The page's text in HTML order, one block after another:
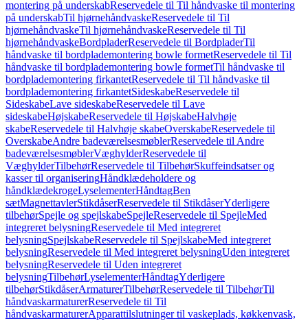
montering på underskabReservedele til Til håndvaske til montering
på underskabTil hjørnehåndvaskeReservedele til Til
hjørnehåndvaskeTil hjørnehåndvaskeReservedele til Til
hjørnehåndvaskeBordpladerReservedele til BordpladerTil
håndvaske til bordplademontering bowle formetReservedele til Til
håndvaske til bordplademontering bowle formetTil håndvaske til
bordplademontering firkantetReservedele til Til håndvaske til
bordplademontering firkantetSideskabeReservedele til
SideskabeLave sideskabeReservedele til Lave
sideskabeHøjskabeReservedele til HøjskabeHalvhøje
skabeReservedele til Halvhøje skabeOverskabeReservedele til
OverskabeAndre badeværelsesmøblerReservedele til Andre
badeværelsesmøblerVæghylderReservedele til
VæghylderTilbehørReservedele til TilbehørSkuffeindsatser og
kasser til organiseringHåndklædeholdere og
håndklædekrogeLyselementerHåndtagBen
sætMagnettavlerStikdåserReservedele til StikdåserYderligere
tilbehørSpejle og spejlskabeSpejleReservedele til SpejleMed
integreret belysningReservedele til Med integreret
belysningSpejlskabeReservedele til SpejlskabeMed integreret
belysningReservedele til Med integreret belysningUden integreret
belysningReservedele til Uden integreret
belysningTilbehørLyselementerHåndtagYderligere
tilbehørStikdåserArmaturerTilbehørReservedele til TilbehørTil
håndvaskarmaturerReservedele til Til
håndvaskarmaturerApparattilslutninger til vaskeplads, køkkenvask,